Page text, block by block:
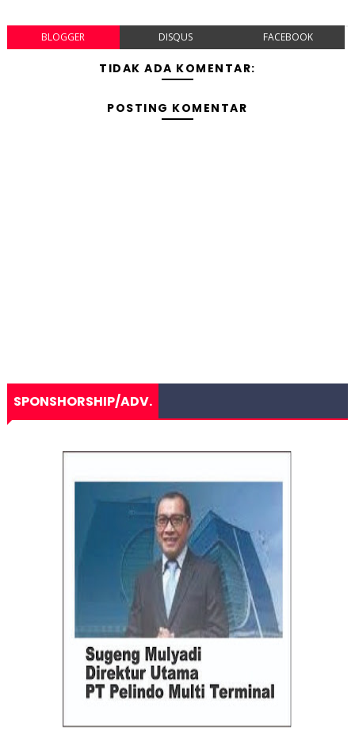
BLOGGER DISQUS FACEBOOK
TIDAK ADA KOMENTAR:
POSTING KOMENTAR
SPONSHORSHIP/ADV.